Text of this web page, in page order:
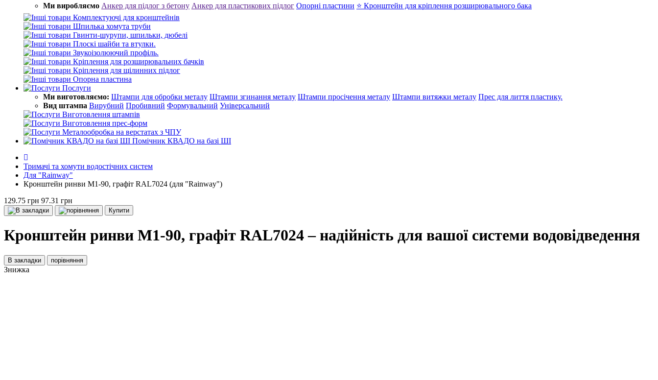
Ми виробляємо Анкер для підлог з бетону Анкер для пластикових підлог Опорні пластини ⭐ Кронштейн для кріплення розширювального бака
Комплектуючі для кронштейнів
Шпилька хомута труби
Гвинти-шурупи, шпильки, дюбелі
Плоскі шайби та втулки.
Звукоізолюючий профіль.
Кріплення для розширювальних бачків
Кріплення для щілинних підлог
Опорна пластина
Послуги
Ми виготовляємо: Штампи для обробки металу Штампи згинання металу Штампи просічення металу Штампи витяжки металу Прес для лиття пластику.
Вид штампа Вирубний Пробивний Формувальний Універсальний
Виготовлення штампів
Виготовлення прес-форм
Металообробка на верстатах з ЧПУ
Помічник КВАДО на базі ШІ
Тримачі та хомути водостічних систем
Для "Rainway"
Кронштейн ринви М1-90, графіт RAL7024 (для "Rainway")
129.75 грн 97.31 грн
Купити
Кронштейн ринви М1-90, графіт RAL7024 – надійність для вашої системи водовідведення
В закладки порівняння
Знижка